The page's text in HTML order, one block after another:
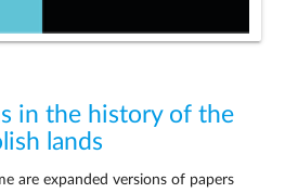
in the history of the
lands
are expanded versions of papers